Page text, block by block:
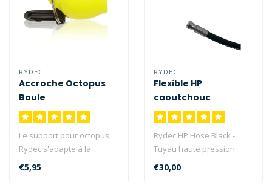
RYDEC
Accroche Octopus
Boule
Le support pour octopus
Rydec s'adapte à la
plupart des embouts
buccaux. Avec u..
€5,95
RYDEC
Flexible HP
caoutchouc
Rydec HP Hose Black -
Tuyau haute pression
pour toutes les
connexions 200/300 ba..
€30,00